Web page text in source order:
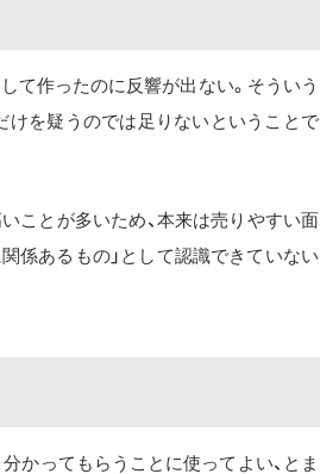
て作ったのに反響が出ない。そういう
けを疑うのでは足りないということで
ことが多いため、本来は売りやすい面
係あるもの」として認識できていない
かってもらうことに使ってよい、とま